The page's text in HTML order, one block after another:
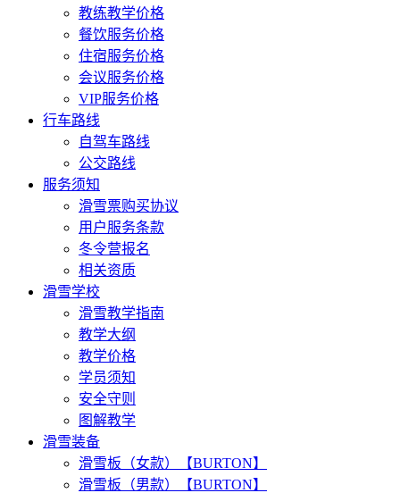
教练教学价格
餐饮服务价格
住宿服务价格
会议服务价格
VIP服务价格
行车路线
自驾车路线
公交路线
服务须知
滑雪票购买协议
用户服务条款
冬令营报名
相关资质
滑雪学校
滑雪教学指南
教学大纲
教学价格
学员须知
安全守则
图解教学
滑雪装备
滑雪板（女款）【BURTON】
滑雪板（男款）【BURTON】